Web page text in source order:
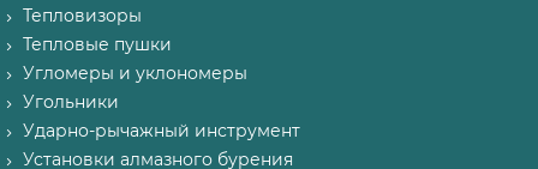
Тепловизоры
Тепловые пушки
Угломеры и уклономеры
Угольники
Ударно-рычажный инструмент
Установки алмазного бурения